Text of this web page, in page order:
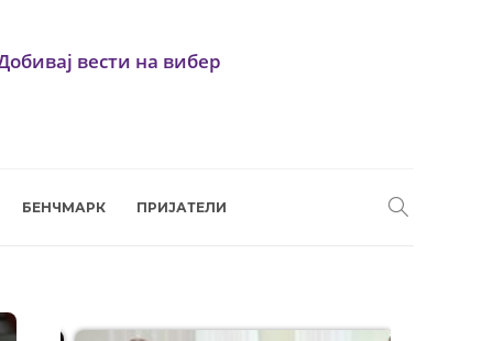
вести на вибер
БЕНЧМАРК ПРИЈАТЕЛИ